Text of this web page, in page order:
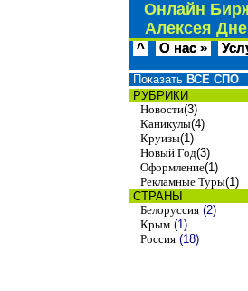
Онлайн
Алексея
^ О нас »
Показать ВСЕ СПО
РУБРИКИ
Новости(3)
Каникулы(4)
Круизы(1)
Новый Год(3)
Оформление(1)
Рекламные Туры(1)
СТРАНЫ
Белоруссия (2)
Крым (1)
Россия (18)